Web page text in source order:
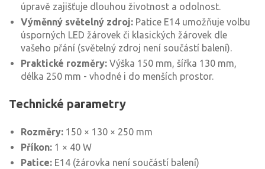
úpravě zajišťuje dlouhou životnost a odolnost.
Výměnný světelný zdroj: Patice E14 umožňuje volbu
úsporných LED žárovek či klasických žárovek dle
vašeho přání (světelný zdroj není součástí balení).
Praktické rozměry: Výška 150 mm, šířka 130 mm,
délka 250 mm - vhodné i do menších prostor.
Technické parametry
Rozměry: 150 × 130 × 250 mm
Příkon: 1 × 40 W
Patice: E14 (žárovka není součástí balení)